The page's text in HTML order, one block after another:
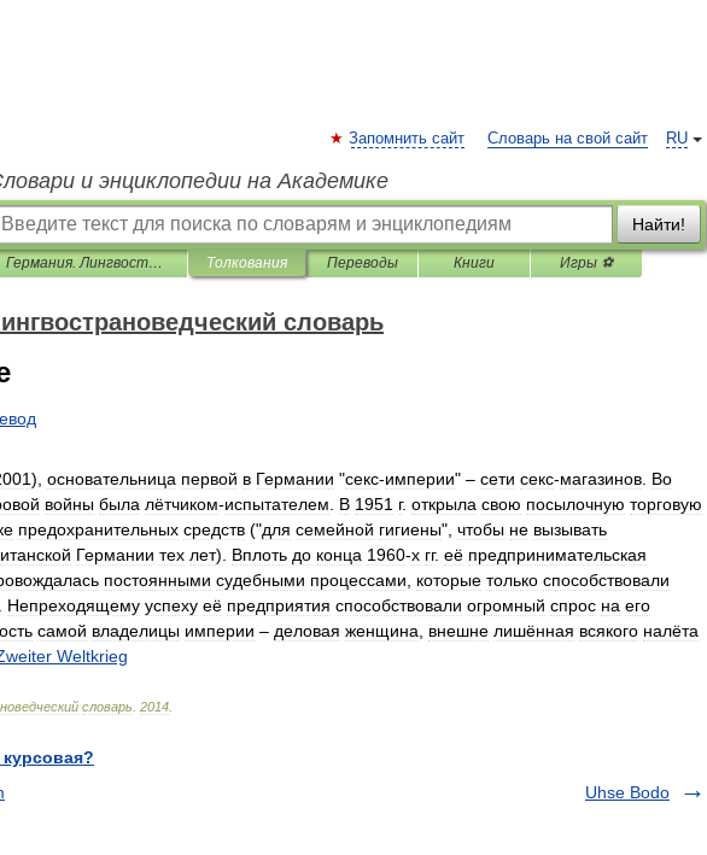
RU
Запомнить сайт Словарь на свой сайт
и энциклопедии на Академике
Найти!
Германия. Лингвострановедческий словарь Толкования Переводы Книги Игры ⚽
словарь
), основательница первой в Германии "секс-империи" – сети секс-магазинов Во
войны была лётчиком-испытателем В 1951 г. открыла свою посылочную торговую
предохранительных средств ("для семейной гигиены", чтобы не вызывать
Германии тех лет). Вплоть до конца 1960-х гг. её предпринимательская
постоянными судебными процессами которые только способствовали
Непреходящему успеху её предприятия способствовали огромный спрос на его
самой владелицы империи – деловая женщина внешне лишённая всякого налёта
Weltkrieg
словарь 2014
Uhse Bodo